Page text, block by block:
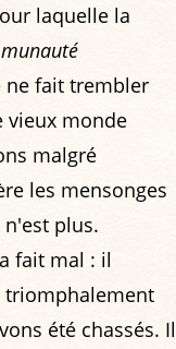
laquelle la
ne fait trembler
vieux monde
malgré
les mensonges
plus.
fait mal : il
triomphalement
été chassés. Il